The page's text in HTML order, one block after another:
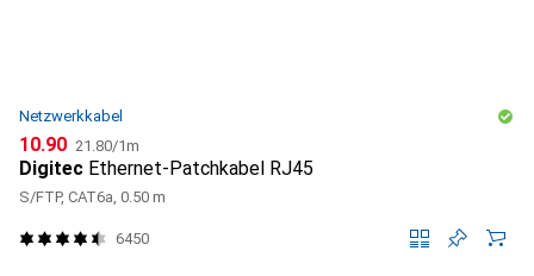
Netzwerkkabel
CHF
10.90 CHF
21.80/1m
Digitec Ethernet-Patchkabel RJ45
S/FTP, CAT6a, 0.50 m
6450